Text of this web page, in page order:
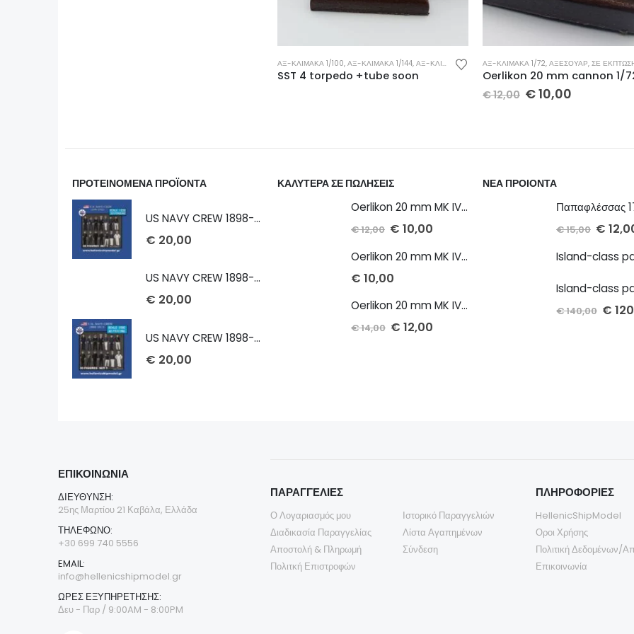
ΑΞ-ΚΛΊΜΑΚΑ 1/100, ΑΞ-ΚΛΊΜΑΚΑ 1/144, ΑΞ-ΚΛΊΜΑΚΑ 1/200 ,ΑΞ-ΚΛΊΜΑΚΑ 1/35,ΑΞ-ΚΛΊΜΑΚΑ 1/350,
SST 4 torpedo +tube soon
ΑΞ-ΚΛΊΜΑΚΑ 1/72, ΑΞΕΣΟΥΆΡ, ΣΕ
€12,00 €10,00
ΠΡΟΤΕΙΝΟΜΕΝΑ ΠΡΟΪΟΝΤΑ
US NAVY CREW 1898-1913 1/232
€ 20,00
US NAVY CREW 1898-1913 1/72
€ 20,00
US NAVY CREW 1898-1913 1/100
€ 20,00
ΚΑΛΥΤΕΡΑ ΣΕ ΠΩΛΗΣΕΙΣ
Oerlikon 20 mm MK IV cannon 1/72 x 2 τμχ
€12,00 € 10,00
Oerlikon 20 mm MK IV cannon 1/100 x 2 τμχ
€ 10,00
Oerlikon 20 mm MK IV twin cannon 1/72 x 2 τμχ
€14,00 € 12,00
ΝΕΑ ΠΡΟΙΟΝΤΑ
€15,00 €
€140,00 €
ΕΠΙΚΟΙΝΩΝΊΑ
ΔΙΕΎΘΥΝΣΗ:
25ης Μαρτίου 21 Καβάλα, Ελλάδα
ΤΗΛΈΦΩΝΟ:
+30 699 740 5556
EMAIL:
info@hellenicshipmodel.gr
ΩΡΕΣ ΕΞΥΠΗΡΕΤΗΣΗΣ:
Δευ - Παρ / 9:00AM - 8:00PM
ΠΑΡΑΓΓΕΛΙΕΣ
Ο Λογαριασμός μου
Διαδικασία Παραγγελίας
Αποστολή & Πληρωμή
Πολιτκή Επιστροφών
Ιστορικό Παραγγελιών
Λίστα Αγαπημένων
Σύνδεση
ΠΛΗΡΟΦΟΡΙΕΣ
HellenicShipModel
Οροι Χρήσης
Πολιτική Δεδομένων/
Επικοινωνία